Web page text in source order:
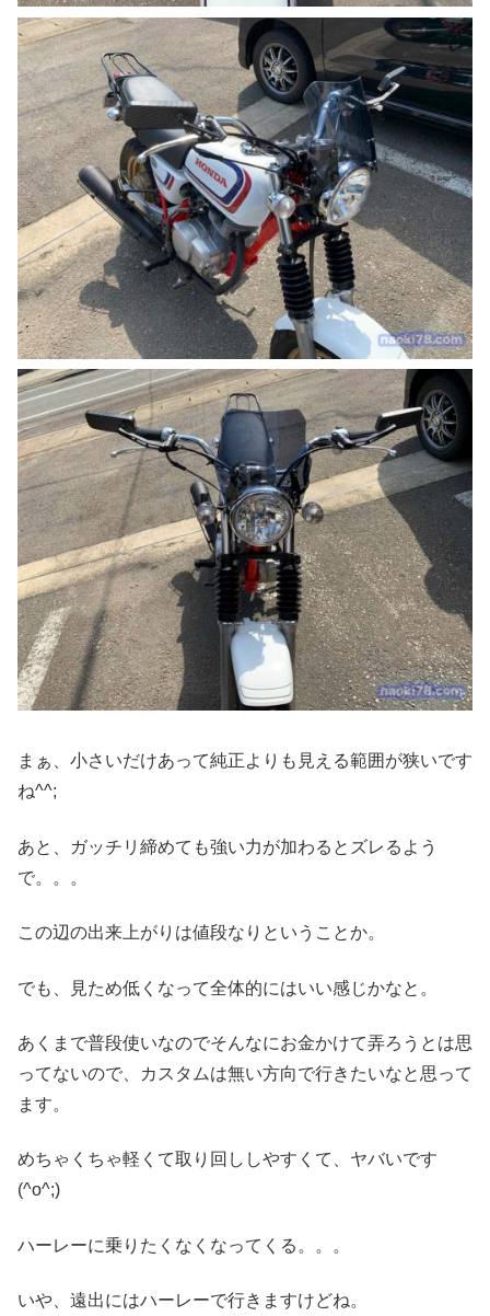
まぁ、小さいだけあって純正よりも見える範囲が狭いです
ね^^;
あと、ガッチリ締めても強い力が加わるとズレるよう
で。。。
この辺の出来上がりは値段なりということか。
でも、見ため低くなって全体的にはいい感じかなと。
あくまで普段使いなのでそんなにお金かけて弄ろうとは思
ってないので、カスタムは無い方向で行きたいなと思って
ます。
めちゃくちゃ軽くて取り回ししやすくて、ヤバいです
(^o^;)
ハーレーに乗りたくなくなってくる。。。
いや、遠出にはハーレーで行きますけどね。